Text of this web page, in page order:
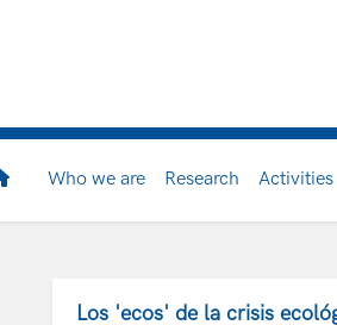
Who we are Research Activities
Los 'ecos' de la crisis